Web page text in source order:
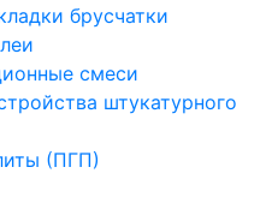
брусчатки
смеси
штукатурного
(ПГП)